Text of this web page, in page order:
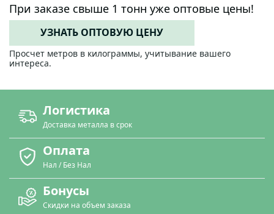
При заказе свыше 1 тонн уже оптовые цены!
УЗНАТЬ ОПТОВУЮ ЦЕНУ
Просчет метров в килограммы, учитывание вашего
интереса.
Логистика
Доставка металла в срок
Оплата
Нал / Без Нал
Бонусы
Скидки на объем заказа